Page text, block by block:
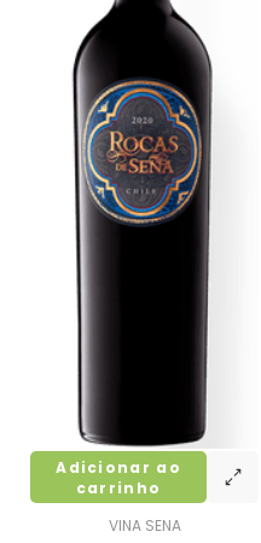
VINA SENA
Adicionar ao
carrinho